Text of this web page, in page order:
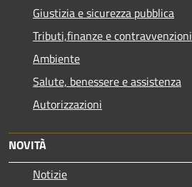
Giustizia e sicurezza pubblica
Tributi,finanze e contravvenzioni
Ambiente
Salute, benessere e assistenza
Autorizzazioni
NOVITÀ
Notizie